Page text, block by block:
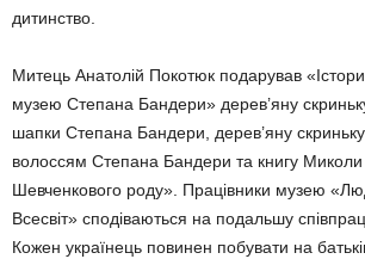
дитинство.
Митець Анатолій Покотюк подарував
музею Степана Бандери» дерев’яну
шапки Степана Бандери, дерев’яну
волоссям Степана Бандери та книгу Миколи
Шевченкового роду». Працівники музею
Всесвіт» сподіваються на подальшу
Кожен українець повинен побувати на